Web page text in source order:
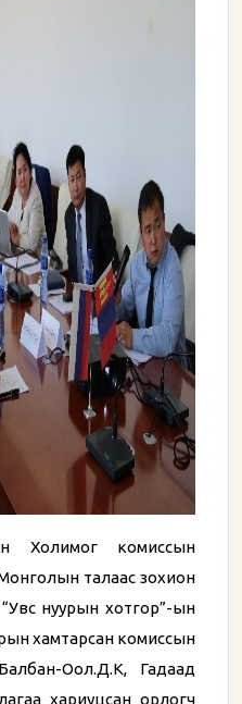
Холимог комиссын
талаас зохион
нуурын хотгор”-ын
хамтарсан комиссын
Оол.Д.К, Гадаад
хариуцсан орлогч